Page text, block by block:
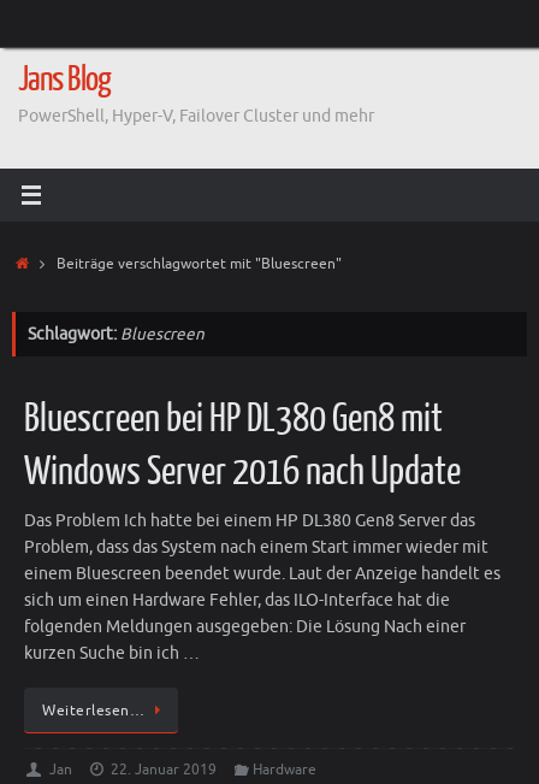
springen
Jans Blog
PowerShell, Hyper-V, Failover Cluster und mehr
StartBeiträge verschlagwortet mit "Bluescreen"
Schlagwort: Bluescreen
Bluescreen bei HP DL380 Gen8 mit
Windows Server 2016 nach Update
Das Problem Ich hatte bei einem HP DL380 Gen8 Server das
Problem, dass das System nach einem Start immer wieder mit
einem Bluescreen beendet wurde. Laut der Anzeige handelt es
sich um einen Hardware Fehler, das ILO-Interface hat die
folgenden Meldungen ausgegeben: Die Lösung Nach einer
kurzen Suche bin ich …
Weiterlesen…
Jan 22. Januar 2019
Hardware